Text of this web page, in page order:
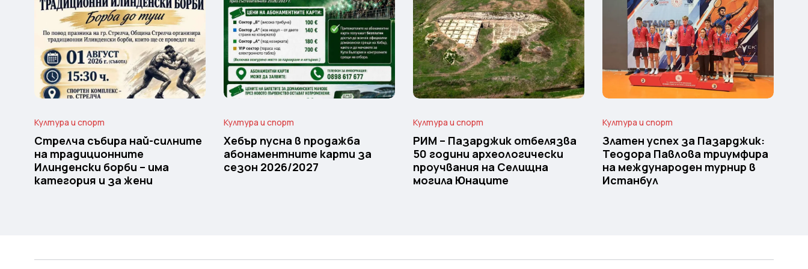
Култура и спорт
Стрелча събира най-силните
на традиционните
Илинденски борби – има
категория и за жени
Култура и спорт
Хебър пусна в продажба
абонаментните карти за
сезон 2026/2027
Култура и спорт
РИМ – Пазарджик отбелязва
50 години археологически
проучвания на Селищна
могила Юнаците
Култура и спорт
Златен успех за Пазарджик:
Теодора Павлова триумфира
на международен турнир в
Истанбул